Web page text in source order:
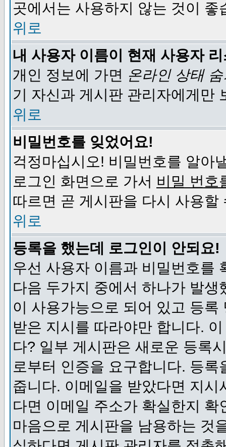
곳에서는 사용하지 않는 것이 좋
위로
내 사용자 이름이 현재 사용자
개인 정보에 가면 온라인 상태
기 자신과 게시판 관리자에게만
위로
비밀번호를 잊었어요!
걱정마십시오! 비밀번호를 알아
로그인 화면으로 가서 비밀 번호
따르면 곧 게시판을 다시 사용할
위로
등록을 했는데 로그인이 안되요!
우선 사용자 이름과 비밀번호를
다음 두가지 중에서 하나가 발
이 사용가능으로 되어 있고 등
받은 지시를 따라야만 합니다.
다? 일부 게시판은 새로운 등록
로부터 인증을 요구합니다. 등
줍니다. 이메일을 받았다면 지
다면 이메일 주소가 확실한지
마음으로 게시판을 남용하는 것